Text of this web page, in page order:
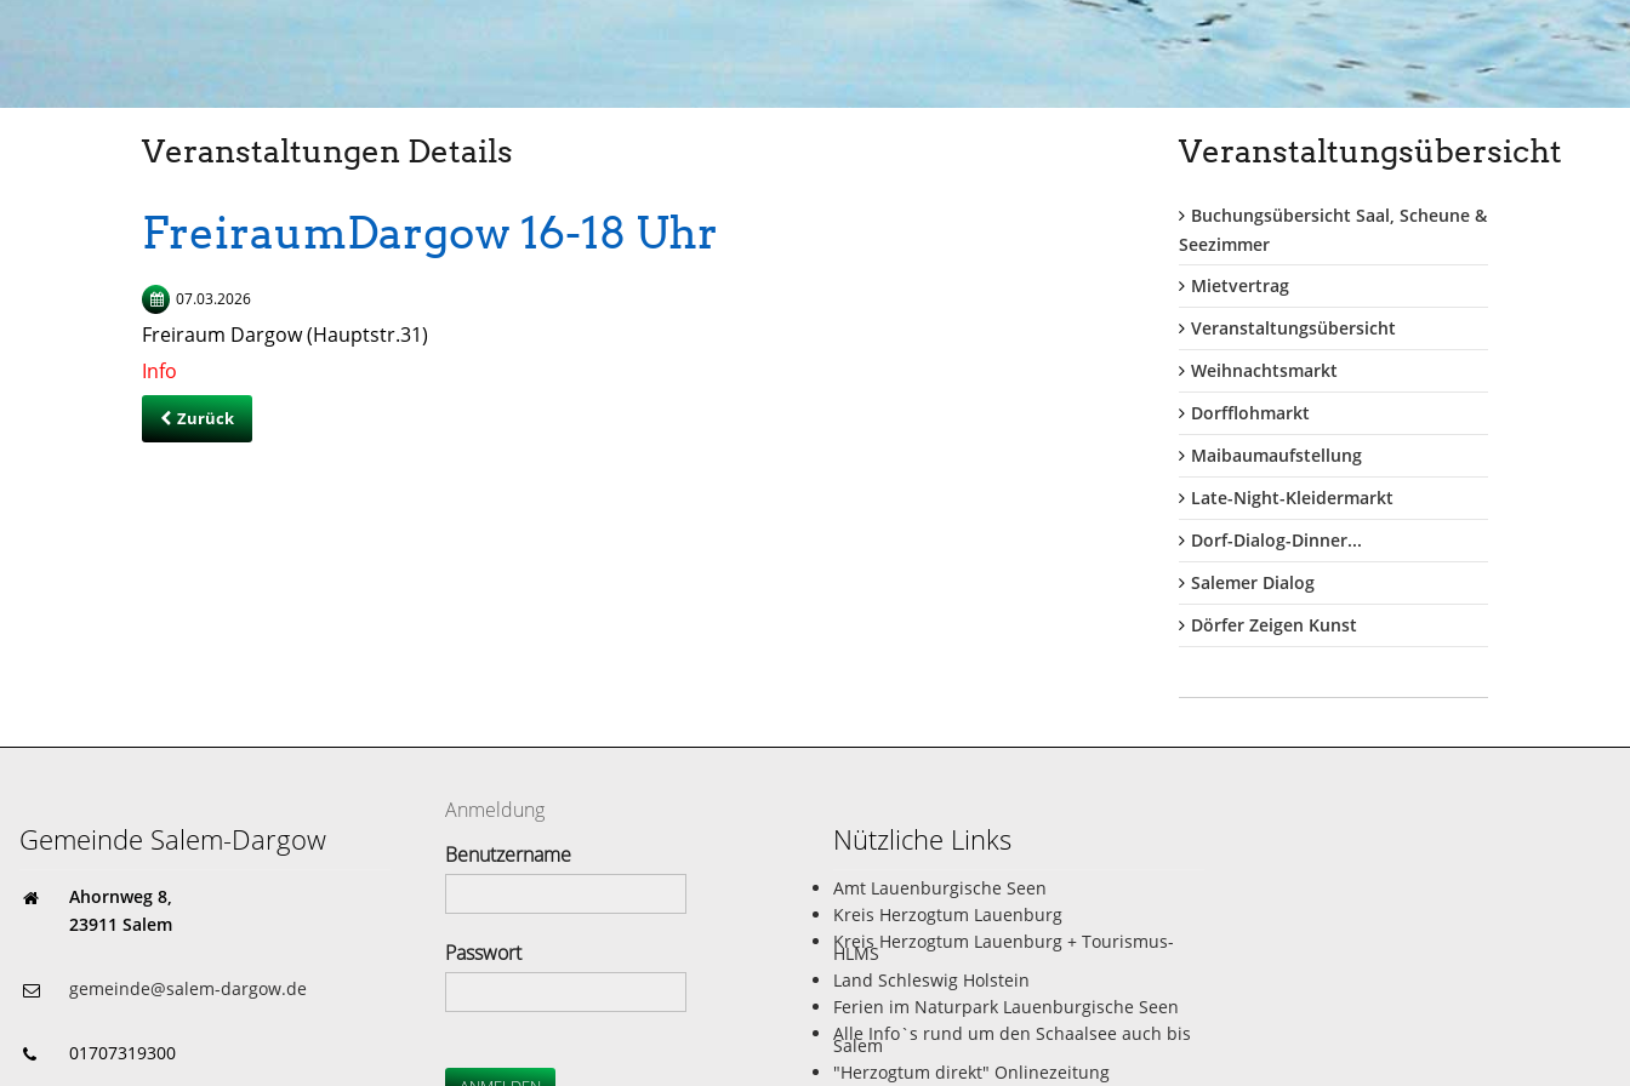
Veranstaltungen Details
FreiraumDargow 16-18 Uhr
07.03.2026
Freiraum Dargow (Hauptstr.31)
Info
Zurück
Veranstaltungsübersicht
Buchungsübersicht Saal, Scheune &
Seezimmer
Mietvertrag
Veranstaltungsübersicht
Weihnachtsmarkt
Dorfflohmarkt
Maibaumaufstellung
Late-Night-Kleidermarkt
Dorf-Dialog-Dinner...
Salemer Dialog
Dörfer Zeigen Kunst
Gemeinde Salem-Dargow
Ahornweg 8,
23911 Salem
gemeinde@salem-dargow.de
01707319300
Anmeldung
Benutzername
Passwort
Nützliche Links
Amt Lauenburgische Seen
Kreis Herzogtum Lauenburg
Kreis Herzogtum Lauenburg + Tourismus-
HLMS
Land Schleswig Holstein
Ferien im Naturpark Lauenburgische Seen
Alle Info`s rund um den Schaalsee auch bis
Salem
"Herzogtum direkt" Onlinezeitung